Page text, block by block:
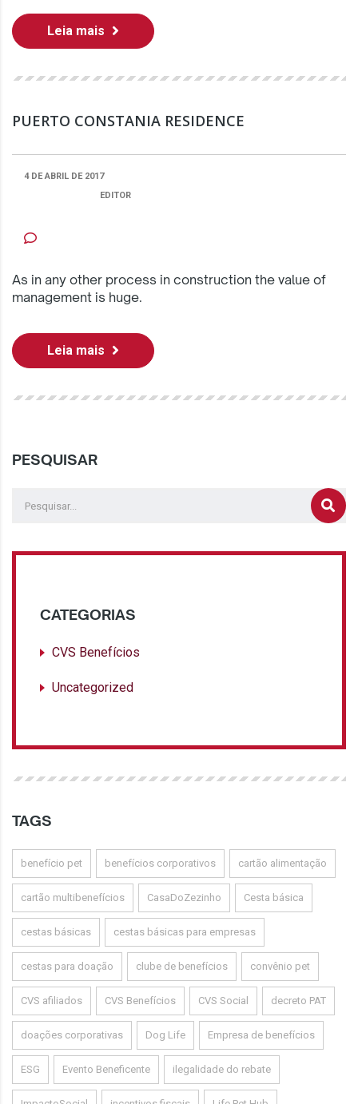
Leia mais
PUERTO CONSTANIA RESIDENCE
4 DE ABRIL DE 2017
EDITOR
As in any other process in construction the value of
management is huge.
Leia mais
PESQUISAR
CATEGORIAS
CVS Benefícios
Uncategorized
TAGS
benefício pet benefícios corporativos cartão alimentação
cartão multibenefícios CasaDoZezinho Cesta básica
cestas básicas cestas básicas para empresas
cestas para doação clube de benefícios convênio pet
CVS afiliados CVS Benefícios CVS Social decreto PAT
doações corporativas Dog Life Empresa de benefícios
ESG Evento Beneficente ilegalidade do rebate